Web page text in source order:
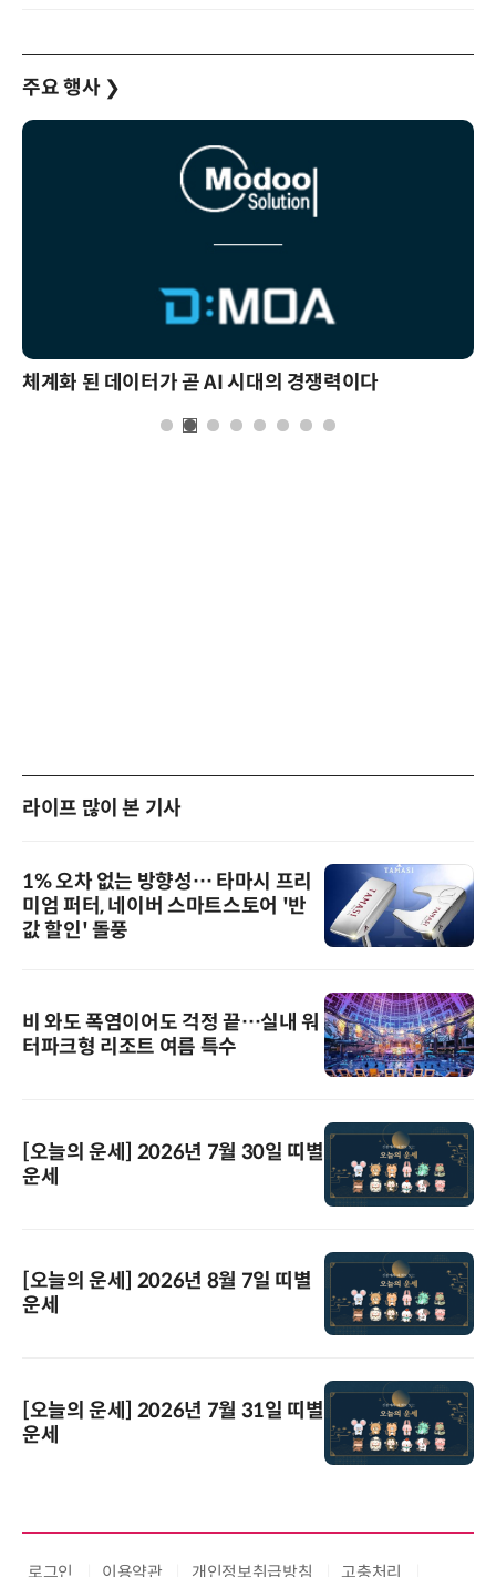
주요 행사 ❯
체계화 된 데이터가 곧 AI 시대의 경쟁력이다
라이프 많이 본 기사
1% 오차 없는 방향성… 타마시 프리
미엄 퍼터, 네이버 스마트스토어 '반
값 할인' 돌풍
비 와도 폭염이어도 걱정 끝…실내 워
터파크형 리조트 여름 특수
[오늘의 운세] 2026년 7월 30일 띠별
운세
[오늘의 운세] 2026년 8월 7일 띠별
운세
[오늘의 운세] 2026년 7월 31일 띠별
운세
로그인 이용약관 개인정보취급방침 고충처리